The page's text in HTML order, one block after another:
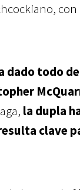
dado todo
la dupla
clave